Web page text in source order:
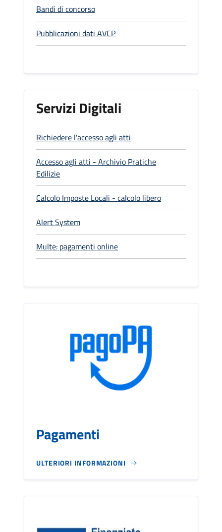
Bandi di concorso
Pubblicazioni dati AVCP
Servizi Digitali
Richiedere l'accesso agli atti
Accesso agli atti - Archivio Pratiche
Edilizie
Calcolo Imposte Locali - calcolo libero
Alert System
Multe: pagamenti online
Pagamenti
ULTERIORI INFORMAZIONI